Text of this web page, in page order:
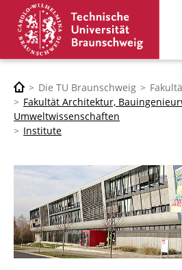
Die TU Braunschweig
Fakultät Architektur,
Umweltwissenschaften
Institute